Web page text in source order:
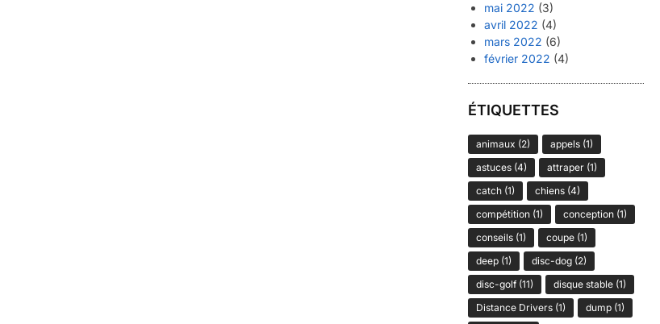
mai 2022 (3)
avril 2022 (4)
mars 2022 (6)
février 2022 (4)
ÉTIQUETTES
animaux (2) appels(1)
astuces(4) attraper(1)
catch(1) chiens(4)
compétition(1) conception(1)
conseils(1) coupe(1)
deep(1) disc-dog(2)
disc-golf(11) disque stable(1)
Distance Drivers(1) dump(1)